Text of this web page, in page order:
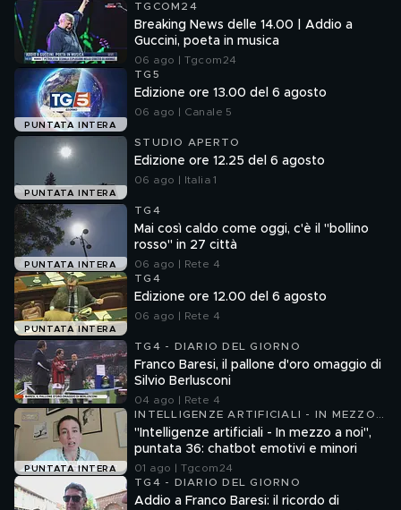
TGCOM24
Breaking News delle 14.00 | Addio a
Guccini, poeta in musica
06 ago | Tgcom24
PUNTATA INTERA
TG5
Edizione ore 13.00 del 6 agosto
06 ago | Canale 5
PUNTATA INTERA
STUDIO APERTO
Edizione ore 12.25 del 6 agosto
06 ago | Italia 1
PUNTATA INTERA
TG4
Mai così caldo come oggi, c'è il "bollino
rosso" in 27 città
06 ago | Rete 4
PUNTATA INTERA
TG4
Edizione ore 12.00 del 6 agosto
06 ago | Rete 4
TG4 - DIARIO DEL GIORNO
Franco Baresi, il pallone d'oro omaggio di
Silvio Berlusconi
04 ago | Rete 4
PUNTATA INTERA
INTELLIGENZE ARTIFICIALI - IN MEZZO
A NOI
"Intelligenze artificiali - In mezzo a noi",
puntata 36: chatbot emotivi e minori
01 ago | Tgcom24
TG4 - DIARIO DEL GIORNO
Addio a Franco Baresi: il ricordo di